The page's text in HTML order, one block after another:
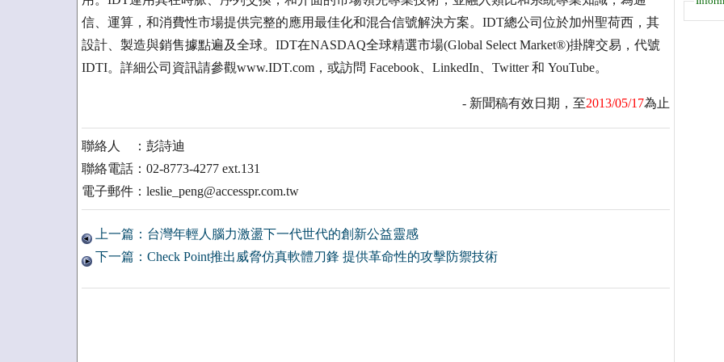
信、運算，和消費性市場提供完整的應用最佳化和混合信號解決方案。IDT總公司位於加州聖荷西，其
設計、製造與銷售據點遍及全球。IDT在NASDAQ全球精選市場(Global Select Market®)掛牌交易，代號
IDTI。詳細公司資訊請參觀www.IDT.com，或訪問 Facebook、LinkedIn、Twitter 和 YouTube。
- 新聞稿有效日期，至2013/05/17為止
聯絡人 ：彭詩迪
聯絡電話：02-8773-4277 ext.131
電子郵件：leslie_peng@accesspr.com.tw
上一篇：台灣年輕人腦力激盪下一代世代的創新公益靈感
下一篇：Check Point推出威脅仿真軟體刀鋒 提供革命性的攻擊防禦技術